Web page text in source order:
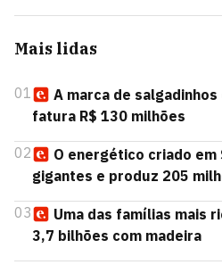
Mais lidas
01
A marca de
fatura R$ 130 milhões
02
O energético criado em
gigantes e produz 205
03
Uma das famílias mais
3,7 bilhões com madeira